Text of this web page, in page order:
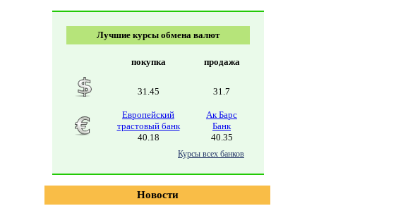
Лучшие курсы обмена валют
покупка продажа
31.45 31.7
Европейский
трастовый банк
40.18
Ак Барс
Банк
40.35
Курсы всех банков
Новости